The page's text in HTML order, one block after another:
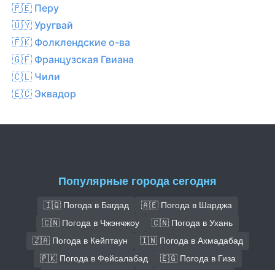
🇵🇪 Перу
🇺🇾 Уругвай
🇫🇰 Фолклендские о-ва
🇬🇫 Французская Гвиана
🇨🇱 Чили
🇪🇨 Эквадор
Популярные города сегодня
🇮🇶 Погода в Багдад
🇦🇪 Погода в Шарджа
🇨🇳 Погода в Чжэнчжоу
🇨🇳 Погода в Ухань
🇿🇦 Погода в Кейптаун
🇮🇳 Погода в Ахмадабад
🇵🇰 Погода в Фейсалабад
🇪🇬 Погода в Гиза